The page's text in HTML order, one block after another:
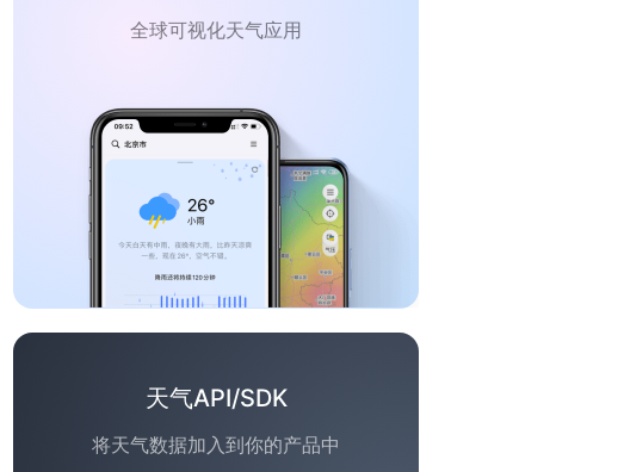
全球可视化天气应用
天气API/SDK
将天气数据加入到你的产品中